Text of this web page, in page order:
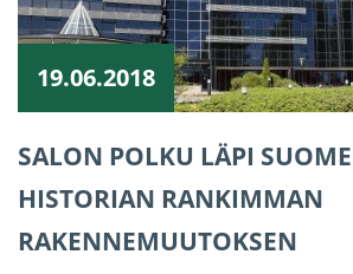
19.06.2018
SALON POLKU LÄPI
HISTORIAN RANKIMMAN
RAKENNEMUUTOKSEN